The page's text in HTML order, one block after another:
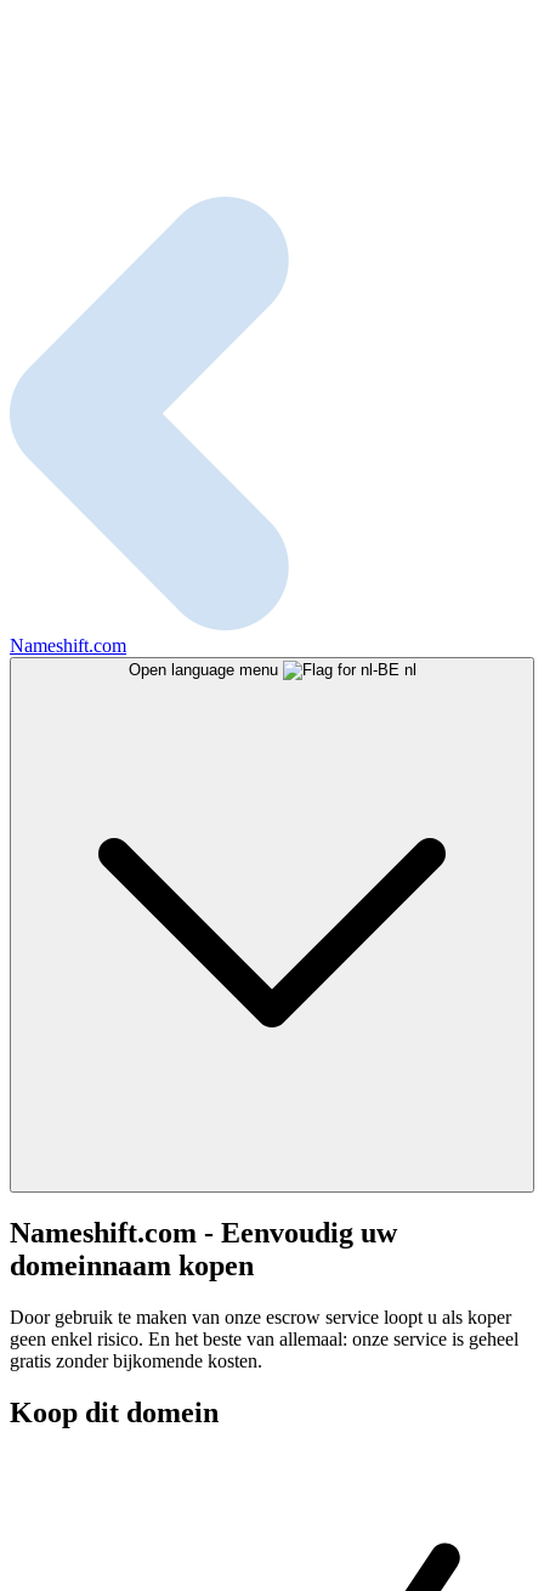
Nameshift.com
Open language menu nl
Nameshift.com - Eenvoudig uw
domeinnaam kopen
Door gebruik te maken van onze escrow service loopt u als koper
geen enkel risico. En het beste van allemaal: onze service is geheel
gratis zonder bijkomende kosten.
Koop dit domein